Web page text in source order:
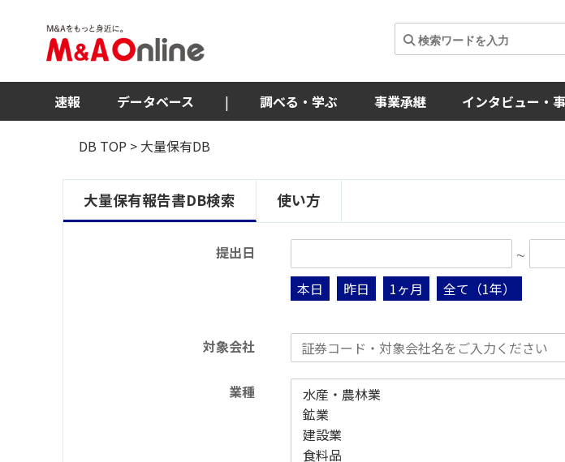
速報 データベース | 調べる・学ぶ 事業承継 インタビュー・
DB TOP > 大量保有DB
大量保有報告書DB検索 使い方
提出日
∼
本日
昨日 1ヶ月 全て（1年）
対象会社
業種